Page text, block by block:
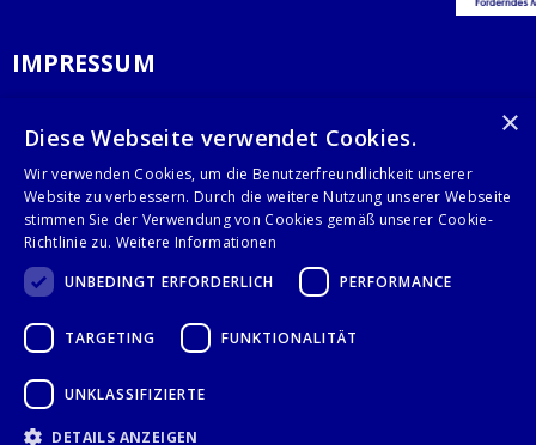
IMPRESSUM
AGB
KONTAKT
Stalgast GmbH
28359 Bremen
+49 421 408844-0
×
Diese Webseite verwendet Cookies.
Wir verwenden Cookies, um die Benutzerfreundlichkeit unserer
Website zu verbessern. Durch die weitere Nutzung unserer Webseite
stimmen Sie der Verwendung von Cookies gemäß unserer Cookie-
Richtlinie zu. Weitere Informationen
UNBEDINGT ERFORDERLICH
PERFORMANCE
TARGETING FUNKTIONALITÄT
UNKLASSIFIZIERTE
DETAILS ANZEIGEN